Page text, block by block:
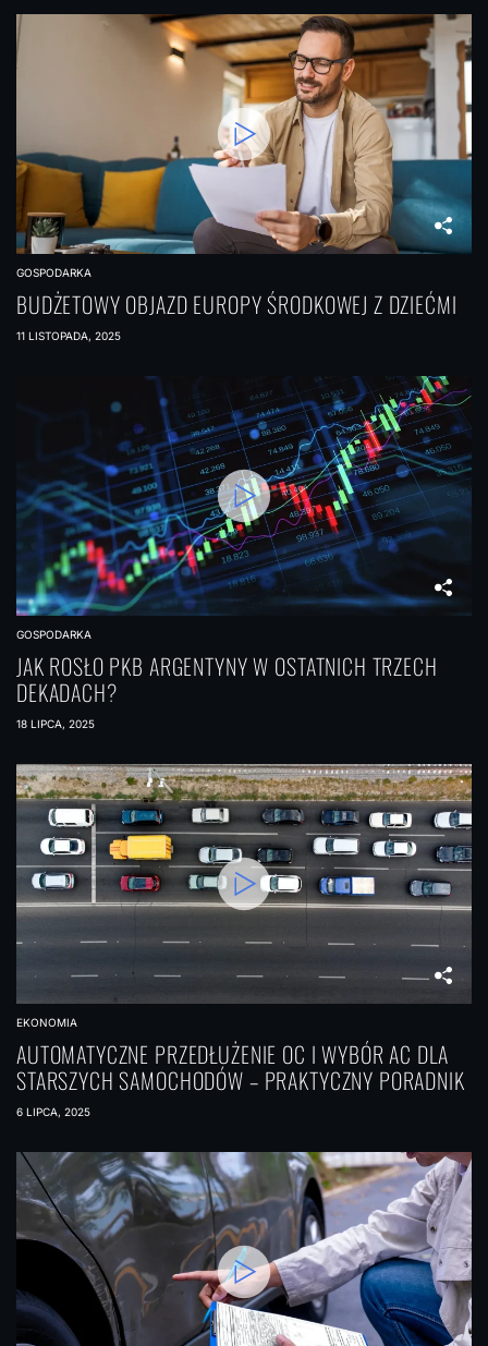
GOSPODARKA
BUDŻETOWY OBJAZD EUROPY ŚRODKOWEJ Z DZIEĆMI
11 LISTOPADA, 2025
GOSPODARKA
JAK ROSŁO PKB ARGENTYNY W OSTATNICH TRZECH
DEKADACH?
18 LIPCA, 2025
EKONOMIA
AUTOMATYCZNE PRZEDŁUŻENIE OC I WYBÓR AC DLA
STARSZYCH SAMOCHODÓW – PRAKTYCZNY PORADNIK
6 LIPCA, 2025